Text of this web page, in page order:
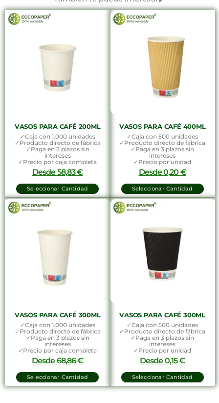
VASOS PARA CAFÉ 200ML
✓Caja con 1.000 unidades
✓Producto directo de fábrica
✓Paga en 3 plazos sin
intereses
✓Precio por caja completa
Desde58,83€
Seleccionar Cantidad
VASOS PARA CAFÉ 400ML
✓Caja con 500 unidades
✓Producto directo de fábrica
✓Paga en 3 plazos sin
intereses
✓Precio por unidad
Desde0,20 €
Seleccionar Cantidad
VASOS PARA CAFÉ 300ML
✓Caja con 1.000 unidades
✓Producto directo de fábrica
✓Paga en 3 plazos sin
intereses
✓Precio por caja completa
Desde68,86€
Seleccionar Cantidad
VASOS PARA CAFÉ 300ML
✓Caja con 500 unidades
✓Producto directo de fábrica
✓Paga en 3 plazos sin
intereses
✓Precio por unidad
Desde0,15€
Seleccionar Cantidad